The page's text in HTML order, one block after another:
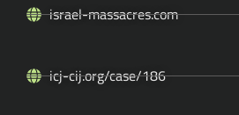
israel-massacres.com
icj-cij.org/case/186